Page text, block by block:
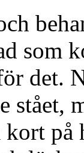
som
det.
stået,